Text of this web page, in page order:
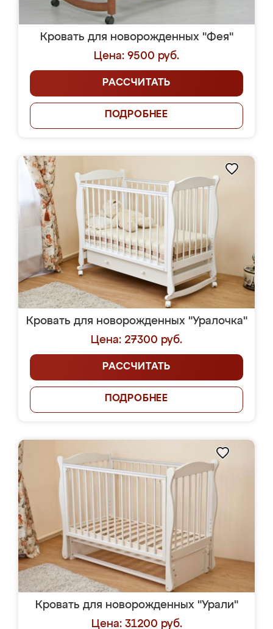
Кровать для новорожденных "Фея"
Цена: 9500 руб.
РАССЧИТАТЬ
ПОДРОБНЕЕ
Кровать для новорожденных "Уралочка"
Цена: 27300 руб.
РАССЧИТАТЬ
ПОДРОБНЕЕ
Кровать для новорожденных "Урали"
Цена: 31200 руб.